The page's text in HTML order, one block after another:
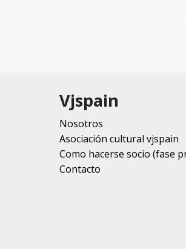
Vjspain
Nosotros
Asociación cultural vjspain
Como hacerse socio (fase
Contacto